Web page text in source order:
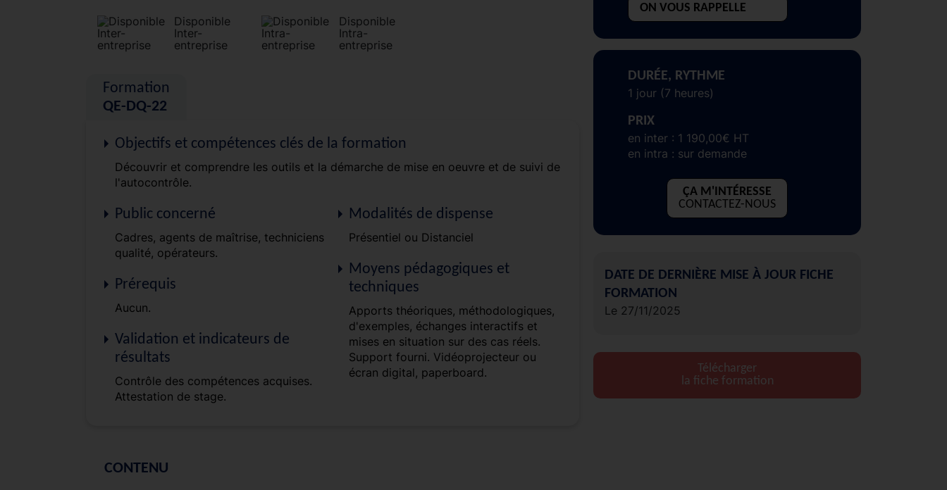
Disponible
Inter-
entreprise
Disponible
Intra-
entreprise
Formation
QE-DQ-22
Objectifs et compétences clés de la formation
Découvrir et comprendre les outils et la démarche de mise en oeuvre et de suivi de
l'autocontrôle.
Public concerné
Cadres, agents de maîtrise, techniciens
qualité, opérateurs.
Prérequis
Aucun.
Validation et indicateurs de
résultats
Contrôle des compétences acquises.
Attestation de stage.
Modalités de dispense
Présentiel ou Distanciel
Moyens pédagogiques et
techniques
Apports théoriques, méthodologiques,
d'exemples, échanges interactifs et
mises en situation sur des cas réels.
Support fourni. Vidéoprojecteur ou
écran digital, paperboard.
CONTENU
ON VOUS RAPPELLE
DURÉE, RYTHME
1 jour (7 heures)
PRIX
en inter : 1 190,00€ HT
en intra : sur demande
ÇA M'INTÉRESSE
CONTACTEZ-NOUS
DATE DE DERNIÈRE MISE À JOUR FICHE
FORMATION
Le 27/11/2025
Télécharger
la fiche formation